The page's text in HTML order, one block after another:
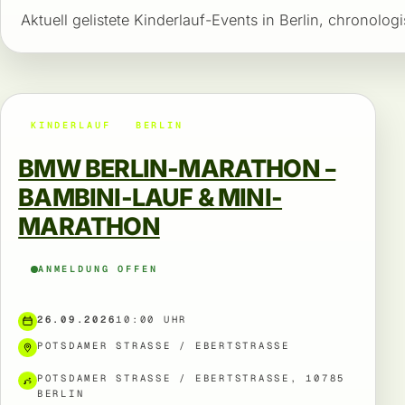
Aktuell gelistete Kinderlauf-Events in Berlin,
KINDERLAUF BERLIN
BMW BERLIN-MARATHON –
BAMBINI-LAUF & MINI-
MARATHON
ANMELDUNG OFFEN
26.09.2026 10:00 UHR
POTSDAMER STRASSE / EBERTSTRASSE
POTSDAMER STRASSE / EBERTSTRASSE, 10785 BE
RLIN